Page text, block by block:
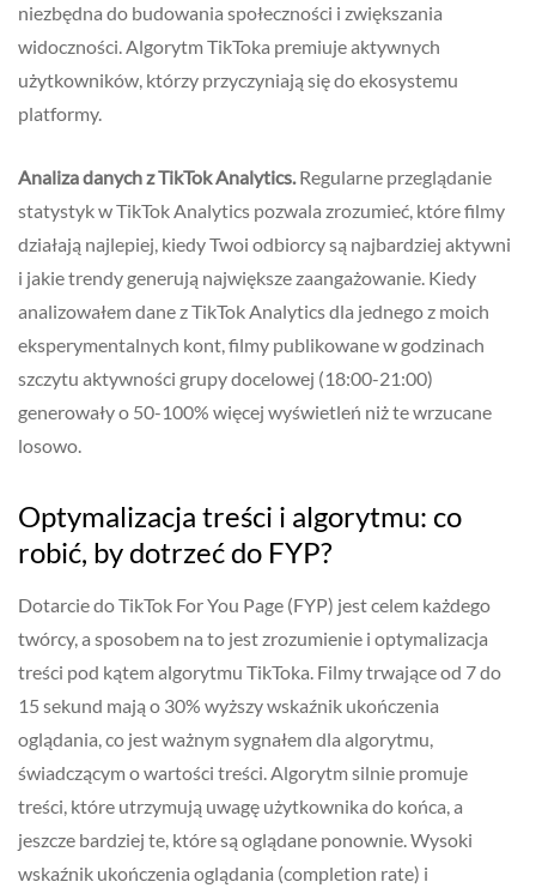
niezbędna do budowania społeczności i zwiększania
widoczności. Algorytm TikToka premiuje aktywnych
użytkowników, którzy przyczyniają się do ekosystemu
platformy.
Analiza danych z TikTok Analytics.Regularne przeglądanie
statystyk w TikTok Analytics pozwala zrozumieć, które filmy
działają najlepiej, kiedy Twoi odbiorcy są najbardziej aktywni
i jakie trendy generują największe zaangażowanie. Kiedy
analizowałem dane z TikTok Analytics dla jednego z moich
eksperymentalnych kont, filmy publikowane w godzinach
szczytu aktywności grupy docelowej (18:00-21:00)
generowały o 50-100% więcej wyświetleń niż te wrzucane
losowo.
Optymalizacja treści i algorytmu: co
robić, by dotrzeć do FYP?
Dotarcie do TikTok For You Page (FYP) jest celem każdego
twórcy, a sposobem na to jest zrozumienie i optymalizacja
treści pod kątem algorytmu TikToka. Filmy trwające od 7 do
15 sekund mają o 30% wyższy wskaźnik ukończenia
oglądania, co jest ważnym sygnałem dla algorytmu,
świadczącym o wartości treści. Algorytm silnie promuje
treści, które utrzymują uwagę użytkownika do końca, a
jeszcze bardziej te, które są oglądane ponownie. Wysoki
wskaźnik ukończenia oglądania (completion rate) i